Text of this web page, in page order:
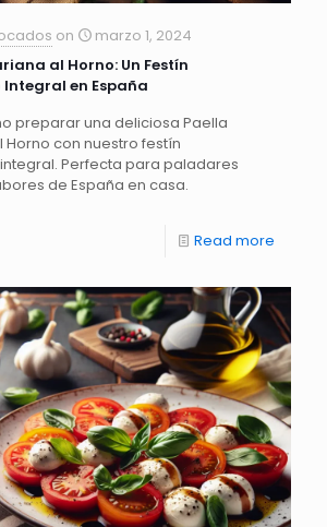
on
marzo 1, 2024
al Horno: Un Festín
en España
preparar una deliciosa Paella
con nuestro festín
Perfecta para paladares
de España en casa.
Read more